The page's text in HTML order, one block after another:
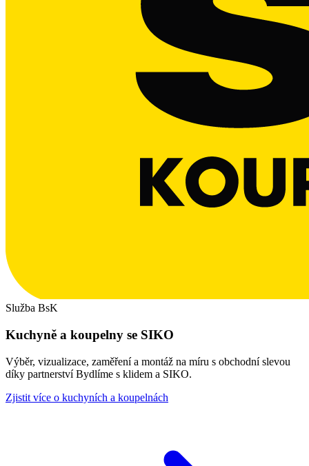
Služba BsK
Kuchyně a koupelny se SIKO
Výběr, vizualizace, zaměření a montáž na míru s obchodní slevou
díky partnerství Bydlíme s klidem a SIKO.
Zjistit více o kuchyních a koupelnách